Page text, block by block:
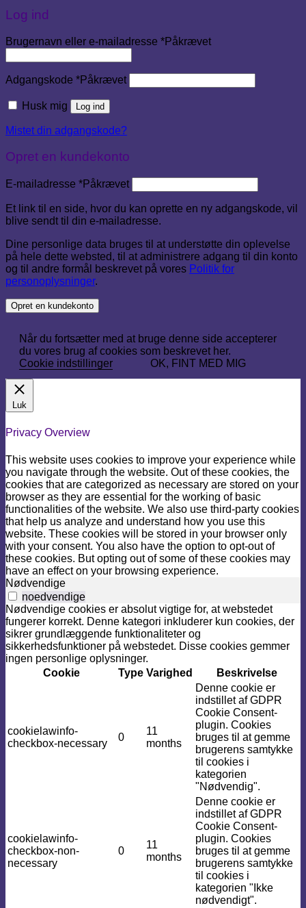
Log ind
Brugernavn eller e-mailadresse *Påkrævet
Adgangskode *Påkrævet
Husk mig Log ind
Mistet din adgangskode?
Opret en kundekonto
E-mailadresse *Påkrævet
Et link til en side, hvor du kan oprette en ny adgangskode, vil
blive sendt til din e-mailadresse.
Dine personlige data bruges til at understøtte din oplevelse
på hele dette websted, til at administrere adgang til din konto
og til andre formål beskrevet på vores Politik for
personoplysninger.
Opret en kundekonto
Når du fortsætter med at bruge denne side accepterer
du vores brug af cookies som beskrevet her.
Cookie indstillinger
OK, FINT MED MIG
Luk
Privacy Overview
This website uses cookies to improve your experience while
you navigate through the website. Out of these cookies, the
cookies that are categorized as necessary are stored on your
browser as they are essential for the working of basic
functionalities of the website. We also use third-party cookies
that help us analyze and understand how you use this
website. These cookies will be stored in your browser only
with your consent. You also have the option to opt-out of
these cookies. But opting out of some of these cookies may
have an effect on your browsing experience.
Nødvendige
noedvendige
Nødvendige cookies er absolut vigtige for, at webstedet
fungerer korrekt. Denne kategori inkluderer kun cookies, der
sikrer grundlæggende funktionaliteter og
sikkerhedsfunktioner på webstedet. Disse cookies gemmer
ingen personlige oplysninger.
Cookie
Type Varighed Beskrivelse
cookielawinfo-
checkbox-necessary
0
11
months
Denne cookie er
indstillet af GDPR
Cookie Consent-
plugin. Cookies
bruges til at gemme
brugerens samtykke
til cookies i
kategorien
"Nødvendig".
cookielawinfo-
checkbox-non-
necessary
0
11
months
Denne cookie er
indstillet af GDPR
Cookie Consent-
plugin. Cookies
bruges til at gemme
brugerens samtykke
til cookies i
kategorien "Ikke
nødvendigt".